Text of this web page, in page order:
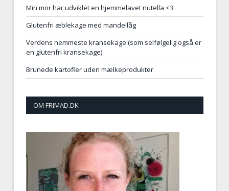
Min mor har udviklet en hjemmelavet nutella <3
Glutenfri æblekage med mandellåg
Verdens nemmeste kransekage (som selfølgelig også er
en glutenfri kransekage)
Brunede kartofler uden mælkeprodukter
OM FRIMAD.DK